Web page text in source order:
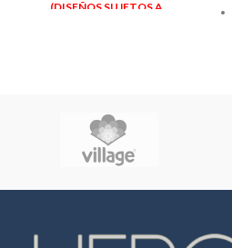
(DISEÑOS SUJETOS A